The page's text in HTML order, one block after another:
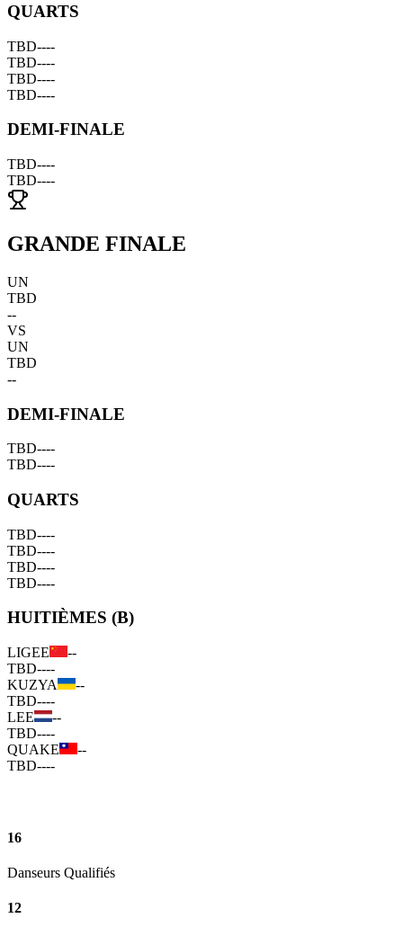
QUARTS
TBD----
TBD----
TBD----
TBD----
DEMI-FINALE
TBD----
TBD----
GRANDE FINALE
UN
TBD
--
VS
UN
TBD
--
DEMI-FINALE
TBD----
TBD----
QUARTS
TBD----
TBD----
TBD----
TBD----
HUITIÈMES (B)
LIGEE
--
TBD----
KUZYA
--
TBD----
LEE
--
TBD----
QUAKE
--
TBD----
16
Danseurs Qualifiés
12